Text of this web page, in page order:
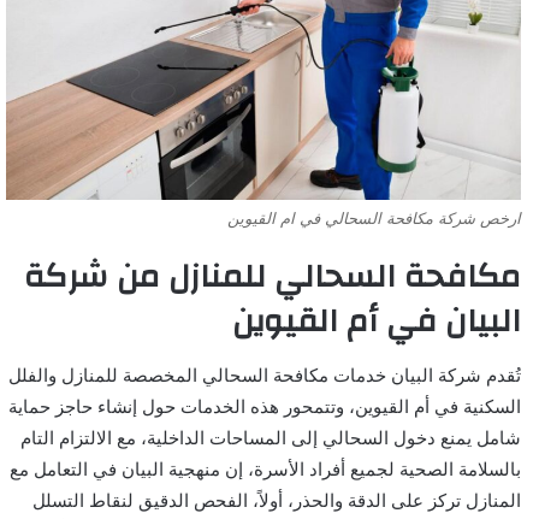
ارخص شركة مكافحة السحالي في ام القيوين
مكافحة السحالي للمنازل من شركة
البيان في أم القيوين
تُقدم شركة البيان خدمات مكافحة السحالي المخصصة للمنازل والفلل
السكنية في أم القيوين، وتتمحور هذه الخدمات حول إنشاء حاجز حماية
شامل يمنع دخول السحالي إلى المساحات الداخلية، مع الالتزام التام
بالسلامة الصحية لجميع أفراد الأسرة، إن منهجية البيان في التعامل مع
المنازل تركز على الدقة والحذر، أولاً، الفحص الدقيق لنقاط التسلل